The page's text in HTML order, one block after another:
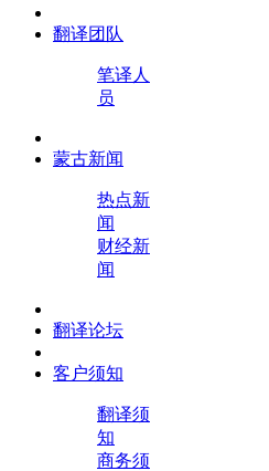
翻译团队
笔译人
员
蒙古新闻
热点新
闻
财经新
闻
翻译论坛
客户须知
翻译须
知
商务须